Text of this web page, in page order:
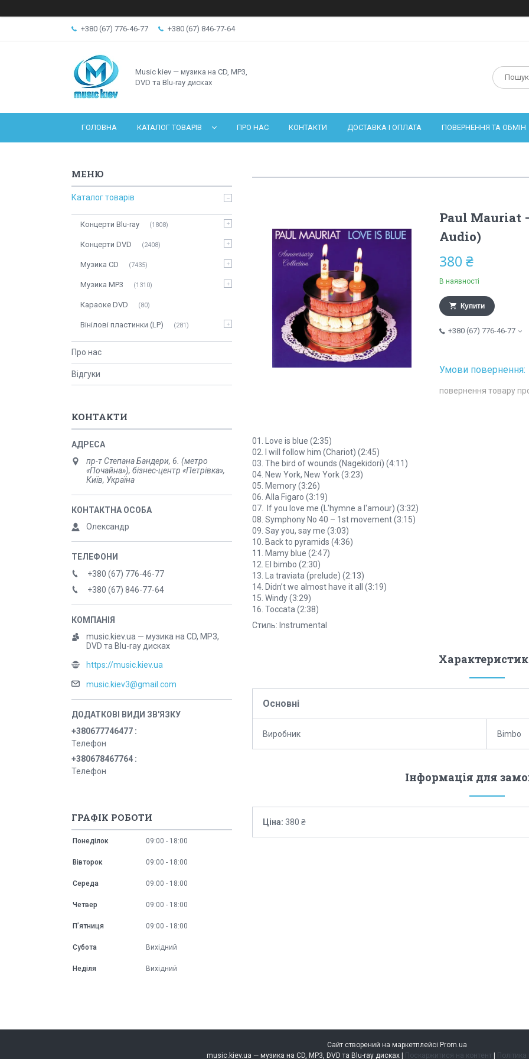
+380 (67) 776-46-77 +380 (67) 846-77-64
Music kiev — музика на CD, MP3,
DVD та Blu-ray дисках
ГОЛОВНА КАТАЛОГ ТОВАРІВ ПРО НАС КОНТАКТИ ДОСТАВКА І ОПЛАТА ПОВЕРНЕННЯ ТА ОБМІН
Paul Mauriat
Audio)
380 ₴
В наявності
Купити
+380 (67) 776-46-77
повернення товару
01. Love is blue (2:35)
02. I will follow him (Chariot) (2:45)
03. The bird of wounds (Nagekidori) (4:11)
04. New York, New York (3:23)
05. Memory (3:26)
06. Alla Figaro (3:19)
07. If you love me (L'hymne a l'amour) (3:32)
08. Symphony No 40 – 1st movement (3:15)
09. Say you, say me (3:03)
10. Back to pyramids (4:36)
11. Mamy blue (2:47)
12. El bimbo (2:30)
13. La traviata (prelude) (2:13)
14. Didn’t we almost have it all (3:19)
15. Windy (3:29)
16. Toccata (2:38)
Стиль: Instrumental
Основні
Виробник Bimbo
Інформація для
Ціна: 380 ₴
Каталог товарів
Концерти Blu-ray 1808
Концерти DVD 2408
Музика CD 7435
Музика MP3 1310
Караоке DVD 80
Вінілові пластинки (LP) 281
Про нас
Відгуки
КОНТАКТИ
пр-т Степана Бандери, 6. (метро
«Почайна»), бізнес-центр «Петрівка»,
Київ, Україна
Олександр
+380 (67) 776-46-77
+380 (67) 846-77-64
music.kiev.ua — музика на CD, MP3,
DVD та Blu-ray дисках
https://music.kiev.ua
music.kiev3@gmail.com
+380677746477
Телефон
+380678467764
Телефон
ГРАФІК РОБОТИ
Понеділок 09:00 18:00
Вівторок 09:00 18:00
Середа 09:00 18:00
Четвер 09:00 18:00
Пʼятниця 09:00 18:00
Субота Вихідний
Неділя Вихідний
Сайт створений на маркетплейсі Prom.ua
music.kiev.ua — музика на CD, MP3, DVD та Blu-ray дисках | Поскаржитися на контент | Політика